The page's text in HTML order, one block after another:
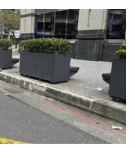
示，15日晚間9時許獲報，
有1名女子躺臥在機車道
，所幸未有撞擊受傷情事，
場時員警僅見1名藍髮女情
險隨即帶回警局，藉此防止
，後續警方已通知家屬將其
驚魂記。